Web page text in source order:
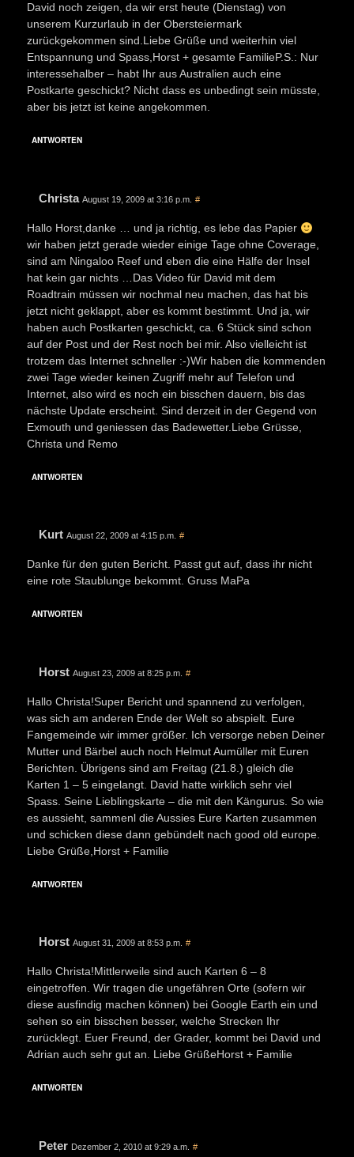
David noch zeigen, da wir erst heute (Dienstag) von
unserem Kurzurlaub in der Obersteiermark
zurückgekommen sind.Liebe Grüße und weiterhin viel
Entspannung und Spass,Horst + gesamte FamilieP.S.: Nur
interessehalber – habt Ihr aus Australien auch eine
Postkarte geschickt? Nicht dass es unbedingt sein müsste,
aber bis jetzt ist keine angekommen.
ANTWORTEN
Christa August 19, 2009 at 3:16 p.m. #
Hallo Horst,danke … und ja richtig, es lebe das Papier
wir haben jetzt gerade wieder einige Tage ohne Coverage,
sind am Ningaloo Reef und eben die eine Hälfe der Insel
hat kein gar nichts …Das Video für David mit dem
Roadtrain müssen wir nochmal neu machen, das hat bis
jetzt nicht geklappt, aber es kommt bestimmt. Und ja, wir
haben auch Postkarten geschickt, ca. 6 Stück sind schon
auf der Post und der Rest noch bei mir. Also vielleicht ist
trotzem das Internet schneller :-)Wir haben die kommenden
zwei Tage wieder keinen Zugriff mehr auf Telefon und
Internet, also wird es noch ein bisschen dauern, bis das
nächste Update erscheint. Sind derzeit in der Gegend von
Exmouth und geniessen das Badewetter.Liebe Grüsse,
Christa und Remo
ANTWORTEN
Kurt August 22, 2009 at 4:15 p.m. #
Danke für den guten Bericht. Passt gut auf, dass ihr nicht
eine rote Staublunge bekommt. Gruss MaPa
ANTWORTEN
Horst August 23, 2009 at 8:25 p.m. #
Hallo Christa!Super Bericht und spannend zu verfolgen,
was sich am anderen Ende der Welt so abspielt. Eure
Fangemeinde wir immer größer. Ich versorge neben Deiner
Mutter und Bärbel auch noch Helmut Aumüller mit Euren
Berichten. Übrigens sind am Freitag (21.8.) gleich die
Karten 1 – 5 eingelangt. David hatte wirklich sehr viel
Spass. Seine Lieblingskarte – die mit den Kängurus. So wie
es aussieht, sammenl die Aussies Eure Karten zusammen
und schicken diese dann gebündelt nach good old europe.
Liebe Grüße,Horst + Familie
ANTWORTEN
Horst August 31, 2009 at 8:53 p.m. #
Hallo Christa!Mittlerweile sind auch Karten 6 – 8
eingetroffen. Wir tragen die ungefähren Orte (sofern wir
diese ausfindig machen können) bei Google Earth ein und
sehen so ein bisschen besser, welche Strecken Ihr
zurücklegt. Euer Freund, der Grader, kommt bei David und
Adrian auch sehr gut an. Liebe GrüßeHorst + Familie
ANTWORTEN
Peter Dezember 2, 2010 at 9:29 a.m. #